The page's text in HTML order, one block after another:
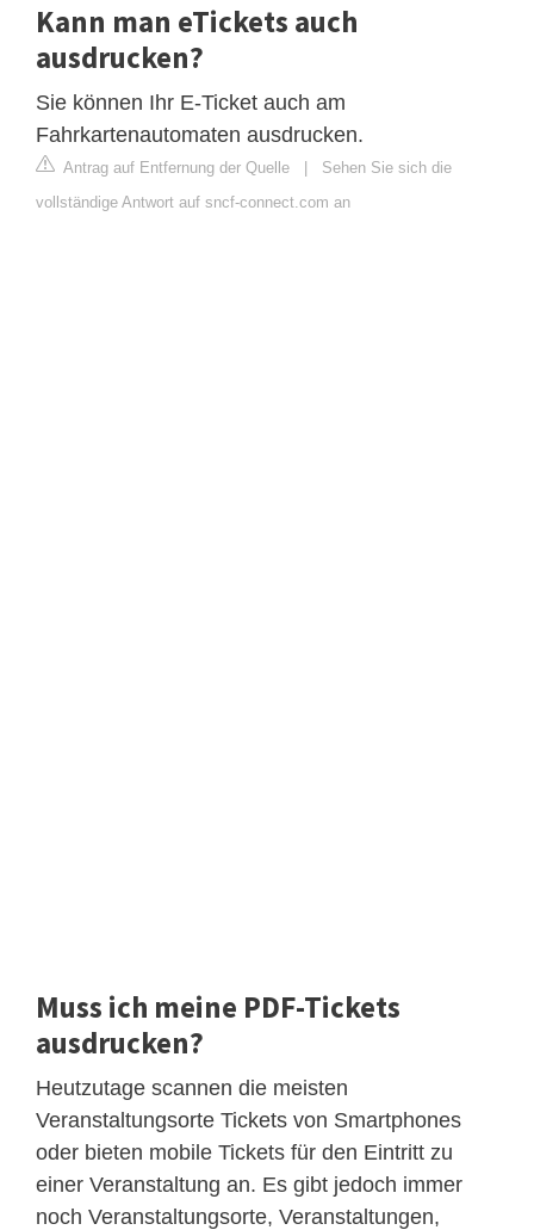
Kann man eTickets auch
ausdrucken?
Sie können Ihr E-Ticket auch am
Fahrkartenautomaten ausdrucken.
Antrag auf Entfernung der Quelle | Sehen Sie sich die
vollständige Antwort auf sncf-connect.com an
Muss ich meine PDF-Tickets
ausdrucken?
Heutzutage scannen die meisten
Veranstaltungsorte Tickets von Smartphones
oder bieten mobile Tickets für den Eintritt zu
einer Veranstaltung an. Es gibt jedoch immer
noch Veranstaltungsorte, Veranstaltungen,